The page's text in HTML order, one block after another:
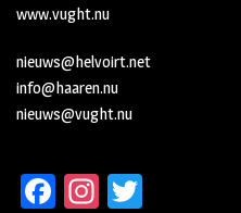
www.vught.nu
nieuws@helvoirt.net
info@haaren.nu
nieuws@vught.nu
Fa In